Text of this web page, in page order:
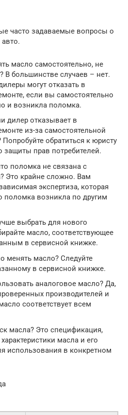
часто задаваемые вопросы о
масло самостоятельно, не
В большинстве случаев – нет.
могут отказать в
если вы самостоятельно
и возникла поломка.
дилер отказывает в
из-за самостоятельной
обратиться к юристу
защиты прав потребителей.
поломка не связана с
Это крайне сложно. Вам
экспертиза, которая
поломка возникла по другим
выбрать для нового
масло, соответствующее
в сервисной книжке.
менять масло? Следуйте
в сервисной книжке.
аналоговое масло? Да,
производителей и
соответствует всем
масла? Это спецификация,
масла и его
использования в конкретном